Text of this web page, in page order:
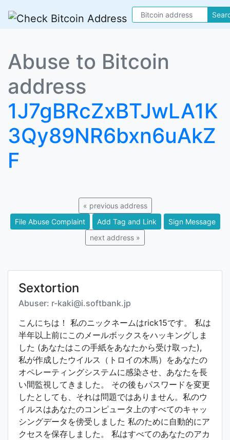
Abuse to Bitcoin
address
1J7gBRcZxBTJwLA1K
3Qy89NR6bxn6uAkZ
F
« previous address
File Abuse Complaint
Add Tag and Link
Sign Message
next address »
Sextortion
Abuser: r-kaki@i.softbank.jp
こんにちは！ 私のニックネームはrick15です。 私は
半年以上前にこのメールボックスをハッキングしま
した (あなたはこの手紙をあなたから受け取った),
私が作成したウイルス（トロイの木馬）をあなたの
オペレーティングシステムに感染させ、あなたを長
い間監視してきました。 その後もパスワードを変更
したとしても、それは問題ではありません。私のウ
イルスはあなたのコンピュータ上のすべてのキャッ
シングデータを傍受しました 私のために自動的にア
クセスを保存しました。 私はすべてのあなたのアカ